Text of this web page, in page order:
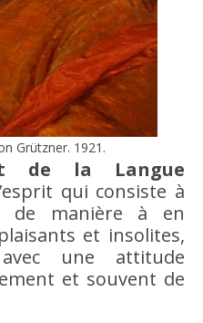
Grützner. 1921.
qui consiste à
de manière à en
et insolites,
une attitude
et souvent de